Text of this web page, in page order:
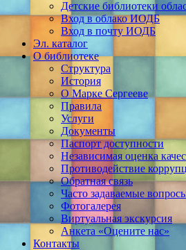
Детские библиотеки
Вход в облако ИОДБ
Вход в почту ИОДБ
Эл. каталог
О библиотеке
Структура
История
О Марке Сергееве
Правила
Услуги
Документы
Паспорт доступности
Независимая оценка
Противодействие
Обратная связь
Часто задаваемые
Фотогалерея
Виртуальная экскурсия
Анкета «Оцените нас»
Контакты